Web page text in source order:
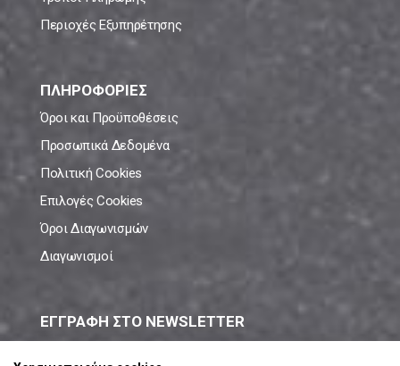
Περιοχές Εξυπηρέτησης
ΠΛΗΡΟΦΟΡΙΕΣ
Όροι και Προϋποθέσεις
Προσωπικά Δεδομένα
Πολιτική Cookies
Επιλογές Cookies
Όροι Διαγωνισμών
Διαγωνισμοί
ΕΓΓΡΑΦΗ ΣΤΟ NEWSLETTER